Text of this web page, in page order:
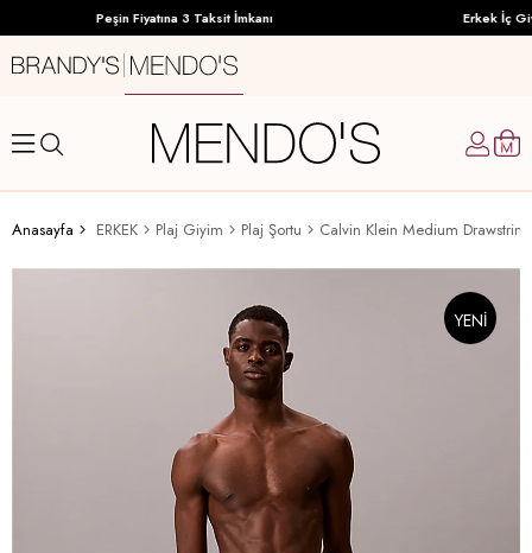
Peşin Fiyatına 3 Taksit İmkanı Erkek İç
Anasayfa ERKEK Plaj Giyim Plaj Şortu Calvin Klein Medium
YENI